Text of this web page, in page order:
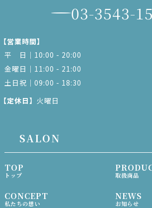
03-3543-
営業時間】
平 日｜10:00 - 20:00
金曜日｜11:00 - 21:00
土日祝｜09:00 - 18:30
定休日】 火曜日
SALON
TOP
トップ
CONCEPT
私たちの想い
取扱商品
NEWS
お知らせ